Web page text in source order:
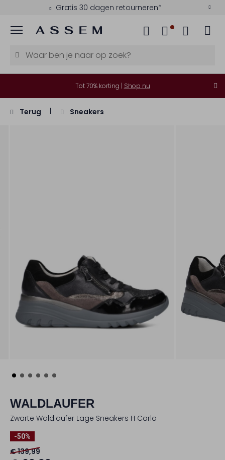
Gratis 30 dagen retourneren*
Menu
Tot 70% korting | Shop nu
Terug Sneakers
WALDLAUFER
Zwarte Waldlaufer Lage Sneakers H Carla
-50%
€ 139,99